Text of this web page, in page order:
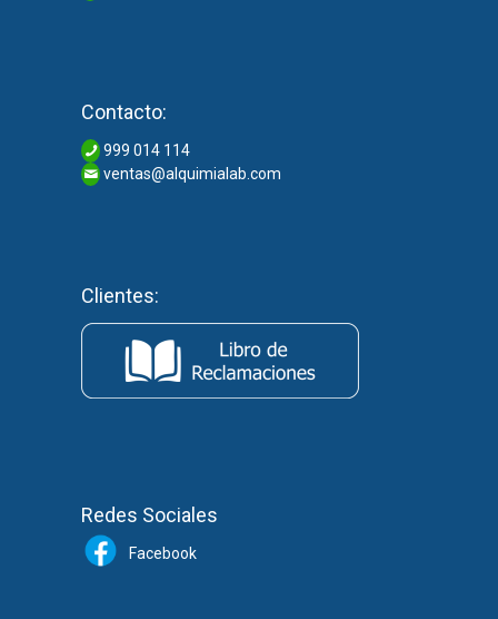
Contacto:
999 014 114
ventas@alquimialab.com
Clientes:
Redes Sociales
Facebook